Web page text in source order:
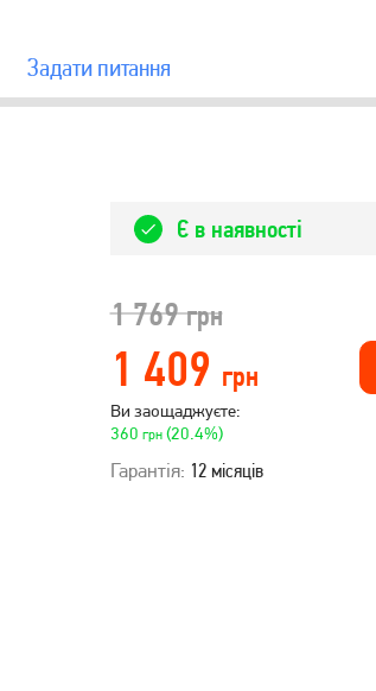
Задати питання
Є в наявності
1 769грн
1 409 грн
Ви заощаджуєте:
360 грн(20.4%)
Гарантія: 12 місяців